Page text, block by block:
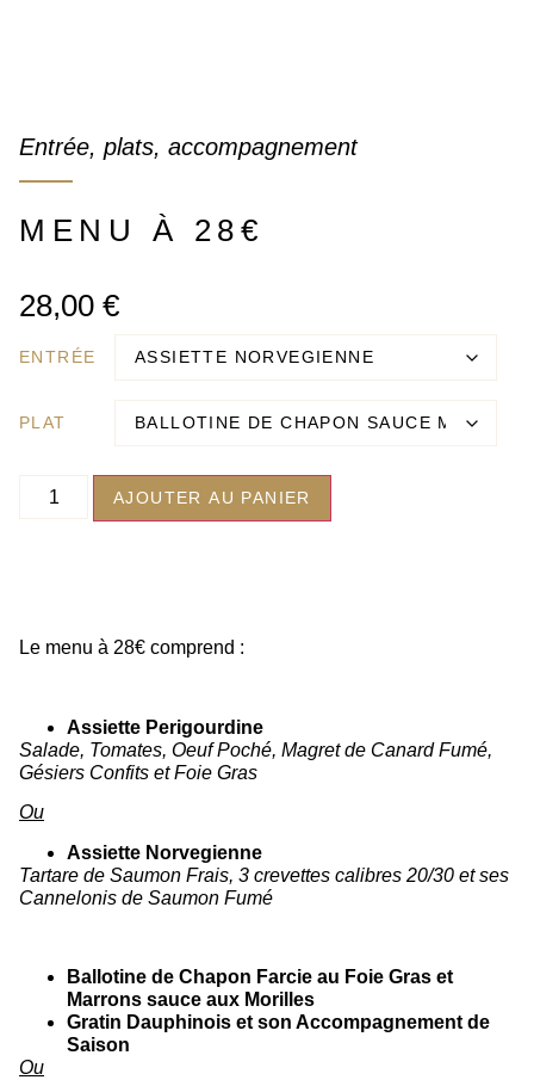
Entrée, plats, accompagnement
MENU À 28€
28,00 €
ENTRÉE
PLAT
AJOUTER AU PANIER
Le menu à 28€ comprend :
Assiette Perigourdine
Salade, Tomates, Oeuf Poché, Magret de Canard Fumé,
Gésiers Confits et Foie Gras
Ou
Assiette Norvegienne
Tartare de Saumon Frais, 3 crevettes calibres 20/30 et ses
Cannelonis de Saumon Fumé
Ballotine de Chapon Farcie au Foie Gras et
Marrons sauce aux Morilles
Gratin Dauphinois et son Accompagnement de
Saison
Ou